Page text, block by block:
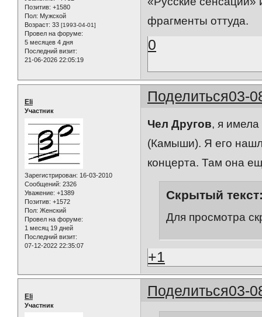
Позитив: +1580
Пол: Мужской
Возраст: 33 [1993-04-01]
Провел на форуме:
5 месяцев 4 дня
Последний визит:
21-06-2026 22:05:19
фрагменты оттуда.
0
Поделиться03-
Eli
Участник
Зарегистрирован: 16-03-2010
Сообщений: 2326
Уважение: +1389
Позитив: +1572
Пол: Женский
Провел на форуме:
1 месяц 19 дней
Последний визит:
07-12-2022 22:35:07
Чел Другов, я имела
(Камыши). Я его
концерта. Там она
Скрытый
Для просмотра
+1
Поделиться03-
Eli
Участник